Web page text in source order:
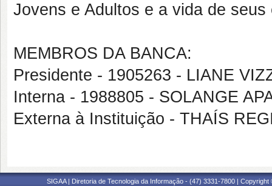
Jovens e Adultos e a vida de seus
MEMBROS DA BANCA:
Presidente - 1905263 - LIANE
Interna - 1988805 - SOLANGE
Externa à Instituição - THAÍS
SIGAA | Diretoria de Tecnologia da Informação - (47) 3331-7800 |